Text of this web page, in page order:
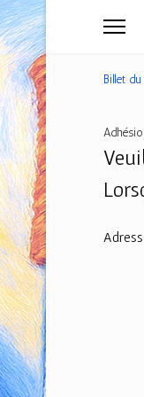
Billet